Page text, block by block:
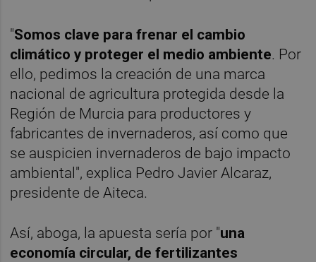
"Somos clave para frenar el cambio
climático y proteger el medio ambiente. Por
ello, pedimos la creación de una marca
nacional de agricultura protegida desde la
Región de Murcia para productores y
fabricantes de invernaderos, así como que
se auspicien invernaderos de bajo impacto
ambiental", explica Pedro Javier Alcaraz,
presidente de Aiteca.
Así, aboga, la apuesta sería por "una
economía circular, de fertilizantes